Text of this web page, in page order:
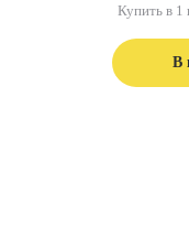
В
Купить в 1